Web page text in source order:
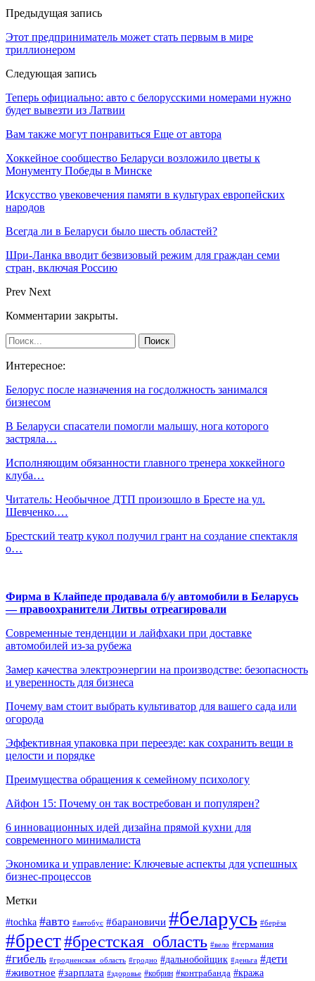
Предыдущая запись
Этот предприниматель может стать первым в мире
триллионером
Следующая запись
Теперь официально: авто с белорусскими номерами нужно
будет вывезти из Латвии
Вам также могут понравиться Еще от автора
Хоккейное сообщество Беларуси возложило цветы к
Монументу Победы в Минске
Искусство увековечения памяти в культурах европейских
народов
Всегда ли в Беларуси было шесть областей?
Шри-Ланка вводит безвизовый режим для граждан семи
стран, включая Россию
Prev Next
Комментарии закрыты.
Интересное:
Белорус после назначения на госдолжность занимался
бизнесом
В Беларуси спасатели помогли малышу, нога которого
застряла…
Исполняющим обязанности главного тренера хоккейного
клуба…
Читатель: Необычное ДТП произошло в Бресте на ул.
Шевченко.…
Брестский театр кукол получил грант на создание спектакля
о…
Фирма в Клайпеде продавала б/у автомобили в Беларусь
— правоохранители Литвы отреагировали
Современные тенденции и лайфхаки при доставке
автомобилей из-за рубежа
Замер качества электроэнергии на производстве: безопасность
и уверенность для бизнеса
Почему вам стоит выбрать культиватор для вашего сада или
огорода
Эффективная упаковка при переезде: как сохранить вещи в
целости и порядке
Преимущества обращения к семейному психологу
Айфон 15: Почему он так востребован и популярен?
6 инновационных идей дизайна прямой кухни для
современного минималиста
Экономика и управление: Ключевые аспекты для успешных
бизнес-процессов
Метки
#tochka #авто #автобус #барановичи #беларусь #берёза
#брест#брестская_область #вело #германия
#гибель #гродненская_область #гродно #дальнобойщик #деньга #дети
#животное #зарплата #здоровье #кобрин #контрабанда #кража